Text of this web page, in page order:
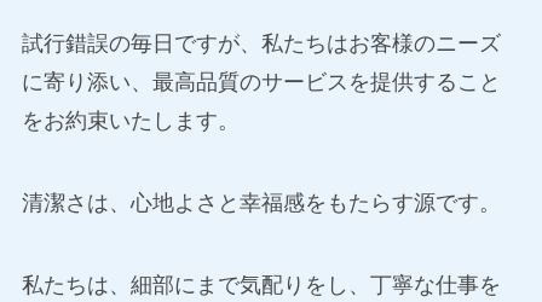
試行錯誤の毎日ですが、私たちはお客様のニーズ
に寄り添い、最高品質のサービスを提供すること
をお約束いたします。
清潔さは、心地よさと幸福感をもたらす源です。
私たちは、細部にまで気配りをし、丁寧な仕事を